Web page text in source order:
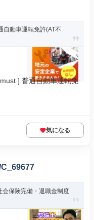
自動車運転免許(AT不
] 普通自動車運転免
気になる
会保険完備・退職金制度